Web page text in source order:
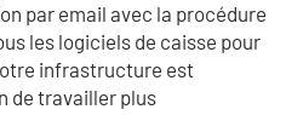
par email avec la procédure
les logiciels de caisse pour
infrastructure est
de travailler plus